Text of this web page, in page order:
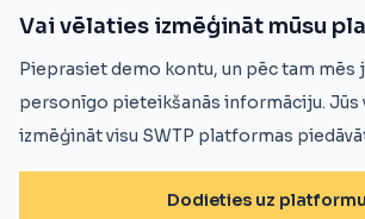
Vai vēlaties izmēģināt mūsu
Pieprasiet demo kontu, un pēc tam mēs
personīgo pieteikšanās informāciju. Jūs
izmēģināt visu SWTP platformas
Dodieties uz platformu